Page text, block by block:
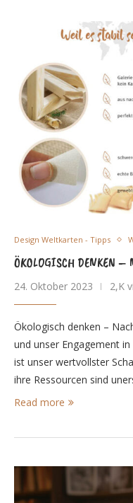
Design Weltkarten - Tipps
ÖKOLOGISCH DENKEN
24. Oktober 2023 2,K
Ökologisch denken –
und unser Engagement
ist unser wertvollster
ihre Ressourcen sind
Read more